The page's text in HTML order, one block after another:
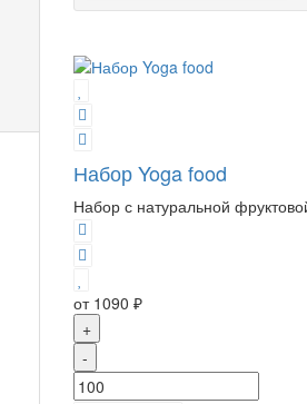
Набор Yoga food
Набор с натуральной
от 1090 ₽
+
-